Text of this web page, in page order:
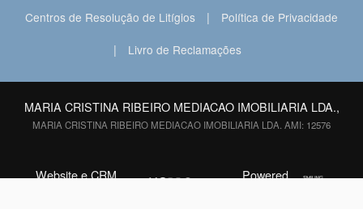
Centros de Resolução de Litígios | Política de Privacidade
| Livro de Reclamações
MARIA CRISTINA RIBEIRO MEDIACAO IMOBILIARIA LDA.,
MARIA CRISTINA RIBEIRO MEDIACAO IMOBILIARIA LDA. AMI: 12576
Website e CRM
©2026 Powered